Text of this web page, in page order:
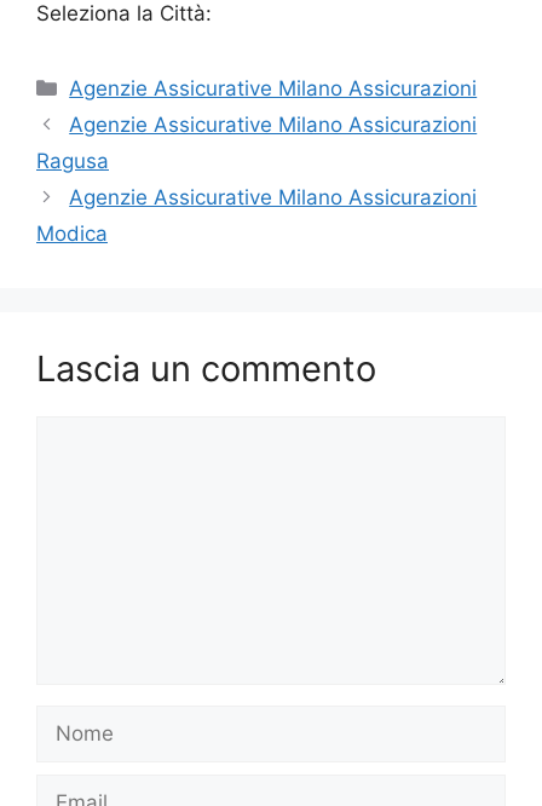
Seleziona la Città:
Categorie
Agenzie Assicurative Milano Assicurazioni
Agenzie Assicurative Milano Assicurazioni
Ragusa
Agenzie Assicurative Milano Assicurazioni
Modica
Lascia un commento
Nome
Email